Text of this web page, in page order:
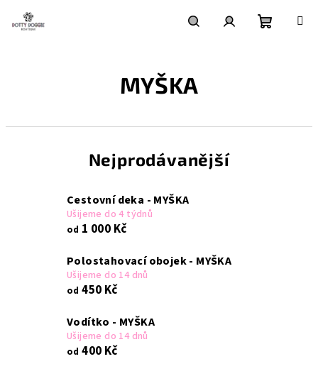
obsah
MYŠKA
Nejprodávanější
Cestovní deka - MYŠKA
Ušijeme do 4 týdnů
od 1 000 Kč
Polostahovací obojek - MYŠKA
Ušijeme do 14 dnů
od 450 Kč
Vodítko - MYŠKA
Ušijeme do 14 dnů
od 400 Kč